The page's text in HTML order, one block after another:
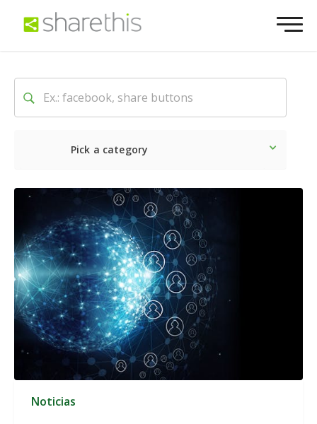
Pick a category
Lo último Social
Noticias